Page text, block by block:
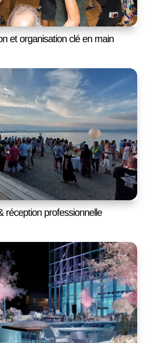
et organisation clé en main
réception professionnelle